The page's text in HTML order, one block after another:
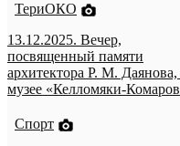
ТериОКО
13.12.2025. Вечер,
посвященный памяти
архитектора Р. М. Даянова,
музее «Келломяки-
Спорт